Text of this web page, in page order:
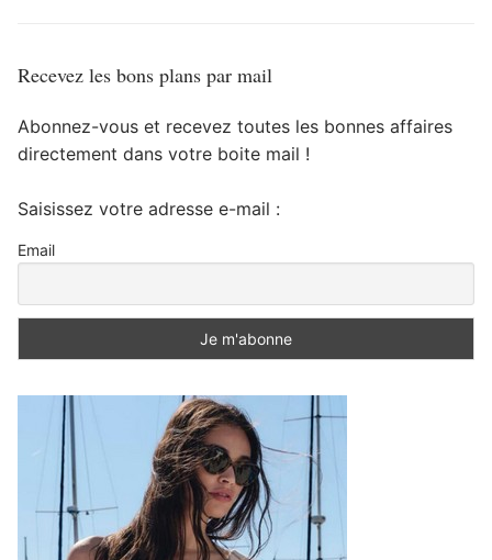
Recevez les bons plans par mail
Abonnez-vous et recevez toutes les bonnes affaires
directement dans votre boite mail !
Saisissez votre adresse e-mail :
Email